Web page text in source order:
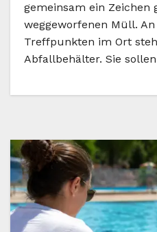
gemeinsam ein Zeichen
weggeworfenen Müll.
Treffpunkten im Ort
Abfallbehälter. Sie